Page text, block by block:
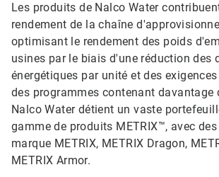
Les produits de Nalco Water
rendement de la chaîne
optimisant le rendement des poids
usines par le biais d'une réduction des
énergétiques par unité et des
des programmes contenant davantage
Nalco Water détient un vaste
gamme de produits METRIX™, avec
marque METRIX, METRIX Dragon,
METRIX Armor.